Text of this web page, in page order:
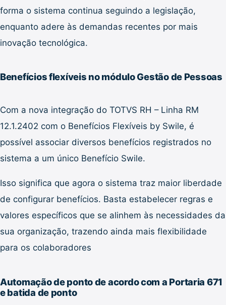
forma o sistema continua seguindo a legislação,
enquanto adere às demandas recentes por mais
inovação tecnológica.
Benefícios flexíveis no módulo Gestão de Pessoas
Com a nova integração do TOTVS RH – Linha RM
12.1.2402 com o Benefícios Flexíveis by Swile, é
possível associar diversos benefícios registrados no
sistema a um único Benefício Swile.
Isso significa que agora o sistema traz maior liberdade
de configurar benefícios. Basta estabelecer regras e
valores específicos que se alinhem às necessidades da
sua organização, trazendo ainda mais flexibilidade
para os colaboradores
Automação de ponto de acordo com a Portaria 671
e batida de ponto